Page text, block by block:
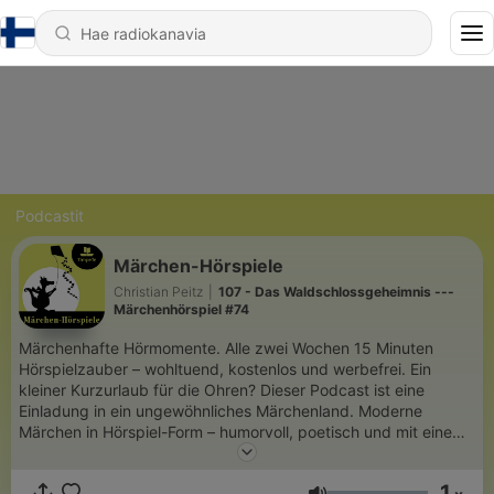
Podcastit
Märchen-Hörspiele
Christian Peitz
107 - Das Waldschlossgeheimnis ---
Märchenhörspiel #74
Märchenhafte Hörmomente. Alle zwei Wochen 15 Minuten
Hörspielzauber – wohltuend, kostenlos und werbefrei. Ein
kleiner Kurzurlaub für die Ohren? Dieser Podcast ist eine
Einladung in ein ungewöhnliches Märchenland. Moderne
Märchen in Hörspiel-Form – humorvoll, poetisch und mit einem
feinen Blick auf die großen und kleinen Fragen. Für